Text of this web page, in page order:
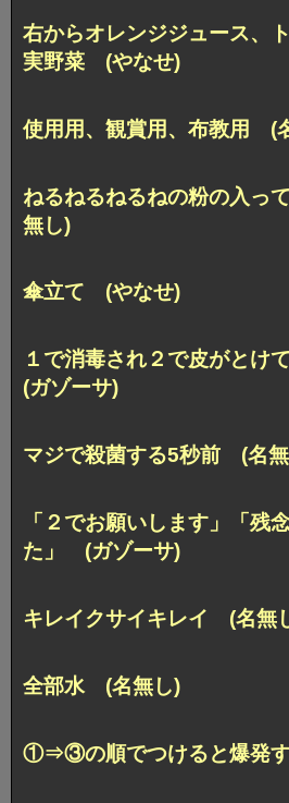
右からオレンジジュース、
実野菜 (やなせ)
使用用、観賞用、布教用 (
ねるねるねるねの粉の入っ
無し)
傘立て (やなせ)
１で消毒され２で皮がとけ
(ガゾーサ)
マジで殺菌する5秒前 (名
「２でお願いします」「残
た」 (ガゾーサ)
キレイクサイキレイ (名無
全部水 (名無し)
①⇒③の順でつけると爆発